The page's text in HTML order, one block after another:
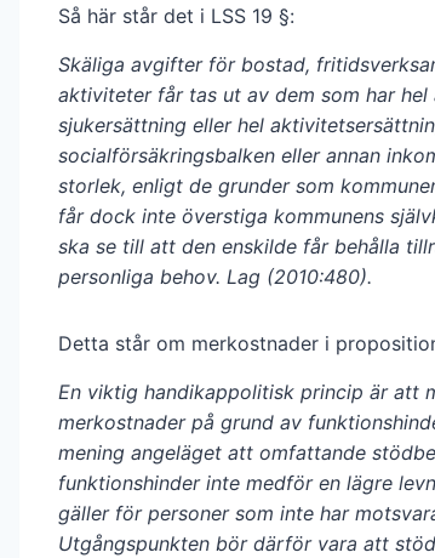
Så här står det i LSS 19 §:
Skäliga avgifter för bostad,
aktiviteter får tas ut av dem som har hel
sjukersättning eller hel
socialförsäkringsbalken eller annan
storlek, enligt de grunder som
får dock inte överstiga kommunens
ska se till att den enskilde får behålla
personliga behov. Lag (2010:480).
Detta står om merkostnader i
En viktig handikappolitisk princip är att
merkostnader på grund av
mening angeläget att omfattande
funktionshinder inte medför en lägre
gäller för personer som inte har
Utgångspunkten bör därför vara att